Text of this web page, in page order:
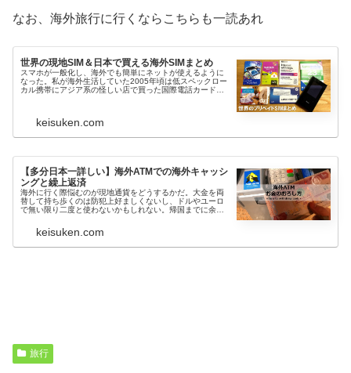
なお、海外旅行に行くならこちらも一読あれ
世界の現地SIM＆日本で買える海外SIMまとめ
スマホが一般化し、海外でも簡単にネットが使えるように
なった。私が海外生活していた2005年頃は低スペックロー
カル携帯にアジア系の怪しい店で買った国際電話カード使
keisuken.com
【多分日本一詳しい】海外ATMでの海外キャッシ
ングと繰上返済
海外に行く際悩むのが現地通貨をどうするかだ。大金を両
替して持ち歩くのは防犯上好ましくないし、ドルやユーロ
で無い限り二度と使わないかもしれない。帰国までに余っ
しかない。また、最近人気の観光地...
keisuken.com
旅行